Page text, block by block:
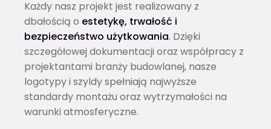
Każdy nasz projekt jest realizowany z
dbałością o estetykę, trwałość i
bezpieczeństwo użytkowania. Dzięki
szczegółowej dokumentacji oraz współpracy z
projektantami branży budowlanej, nasze
logotypy i szyldy spełniają najwyższe
standardy montażu oraz wytrzymałości na
warunki atmosferyczne.